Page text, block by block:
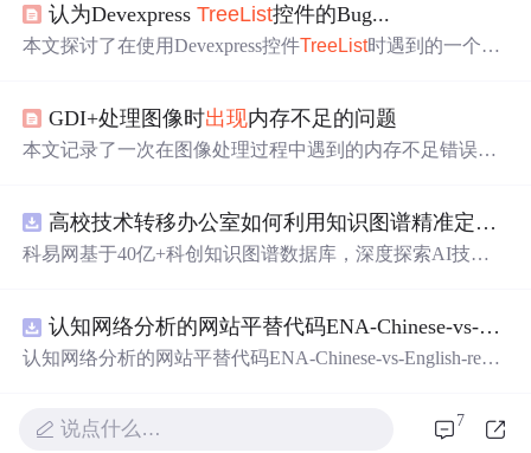
段代码解决问题。
认为DevexpressTreeList控件的Bug...
本文探讨了在使用Devexpress控件TreeList时遇到的一个潜
述了在收缩节点时BeforeFocusNode事件后未能触发AfterFo
cusNode事件的现象。
GDI+处理图像时出现内存不足的问题
本文记录了一次在图像处理过程中遇到的内存不足错误，
决方案。
高校技术转移办公室如何利用知识图谱精准定位产业需求与技术适配点？.docx
科易网基于40亿+科创知识图谱数据库，深度探索AI技术
新领域的AI+数智化解决方案，推动科技创新与产业创新
智能化发展。
认知网络分析的网站平替代码ENA-Chinese-vs-English-reproducible.zip
认知网络分析的网站平替代码ENA-Chinese-vs-English-repro
说点什么… 7